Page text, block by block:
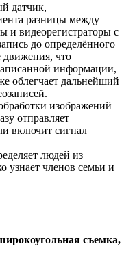
датчик,
разницы между
и видеорегистраторы с
до определённого
движения, что
информации,
облегчает дальнейший
изображений
отправляет
включит сигнал
людей из
узнает членов семьи и
съемка,